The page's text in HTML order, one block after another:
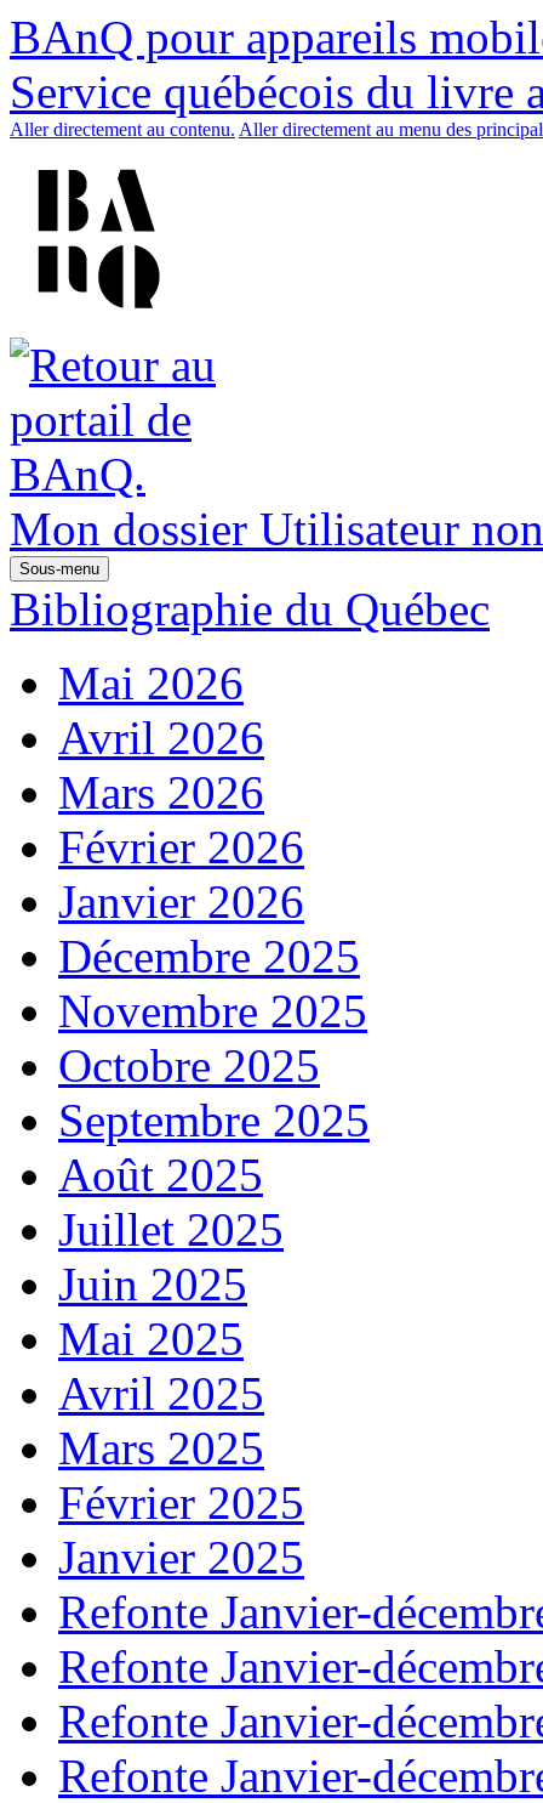
BAnQ pour appareils
Service québécois du livre
Aller directement au contenu. Aller directement au menu des
Mon dossier Utilisateur
Sous-menu
Bibliographie du Québec
Mai 2026
Avril 2026
Mars 2026
Février 2026
Janvier 2026
Décembre 2025
Novembre 2025
Octobre 2025
Septembre 2025
Août 2025
Juillet 2025
Juin 2025
Mai 2025
Avril 2025
Mars 2025
Février 2025
Janvier 2025
Refonte Janvier-
Refonte Janvier-
Refonte Janvier-
Refonte Janvier-